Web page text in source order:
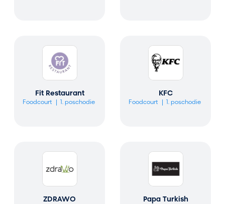
Fit Restaurant
Foodcourt 1. poschodie
KFC
Foodcourt 1. poschodie
ZDRAWO Papa Turkish